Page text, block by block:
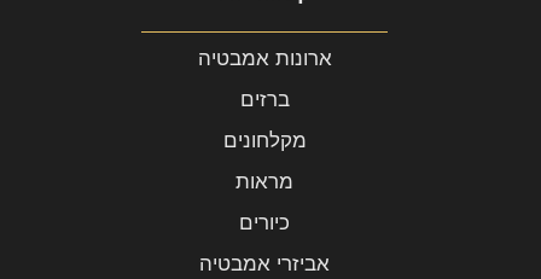
ארונות אמבטיה
ברזים
מקלחונים
מראות
כיורים
אביזרי אמבטיה